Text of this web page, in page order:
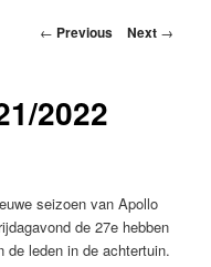
Post
← Previous Next →
2022
seizoen van Apollo
de 27e hebben
de leden in de achtertuin.